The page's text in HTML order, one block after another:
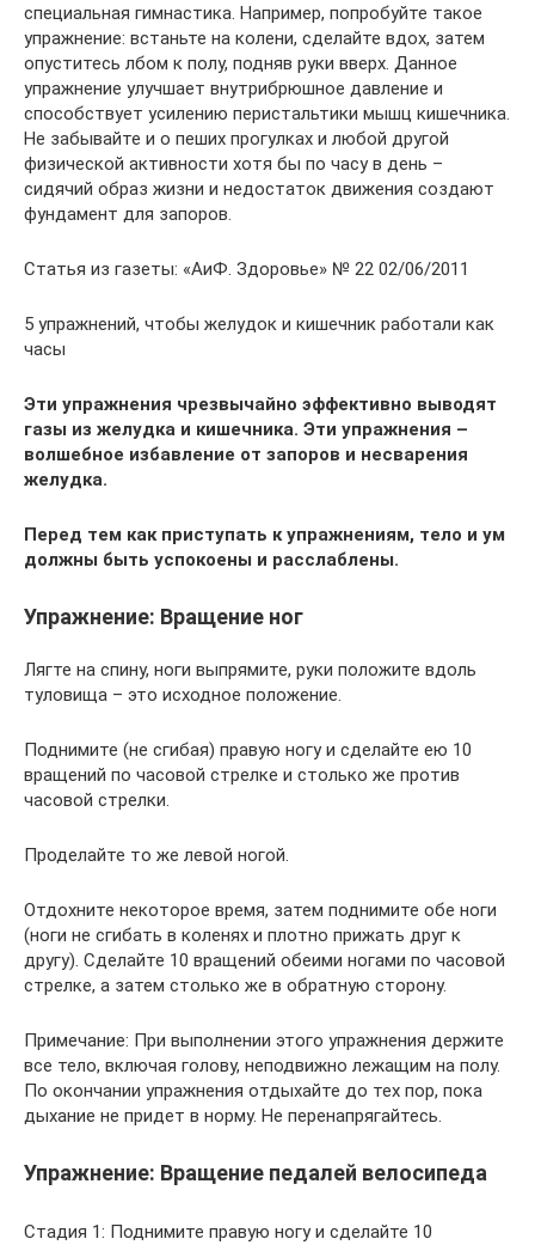
специальная гимнастика. Например, попробуйте такое
упражнение: встаньте на колени, сделайте вдох, затем
опуститесь лбом к полу, подняв руки вверх. Данное
упражнение улучшает внутрибрюшное давление и
способствует усилению перистальтики мышц кишечника.
Не забывайте и о пеших прогулках и любой другой
физической активности хотя бы по часу в день –
сидячий образ жизни и недостаток движения создают
фундамент для запоров.
Статья из газеты: «АиФ. Здоровье» № 22 02/06/2011
5 упражнений, чтобы желудок и кишечник работали как
часы
Эти упражнения чрезвычайно эффективно выводят
газы из желудка и кишечника. Эти упражнения –
волшебное избавление от запоров и несварения
желудка.
Перед тем как приступать к упражнениям, тело и ум
должны быть успокоены и расслаблены.
Упражнение: Вращение ног
Лягте на спину, ноги выпрямите, руки положите вдоль
туловища – это исходное положение.
Поднимите (не сгибая) правую ногу и сделайте ею 10
вращений по часовой стрелке и столько же против
часовой стрелки.
Проделайте то же левой ногой.
Отдохните некоторое время, затем поднимите обе ноги
(ноги не сгибать в коленях и плотно прижать друг к
другу). Сделайте 10 вращений обеими ногами по часовой
стрелке, а затем столько же в обратную сторону.
Примечание: При выполнении этого упражнения держите
все тело, включая голову, неподвижно лежащим на полу.
По окончании упражнения отдыхайте до тех пор, пока
дыхание не придет в норму. Не перенапрягайтесь.
Упражнение: Вращение педалей велосипеда
Стадия 1: Поднимите правую ногу и сделайте 10